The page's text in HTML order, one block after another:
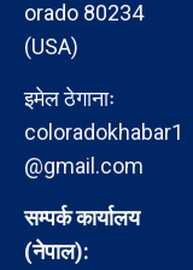
orado 80234
(USA)
इमेल ठेगानाः
coloradokhabar1
@gmail.com
सम्पर्क कार्यालय
(नेपाल):